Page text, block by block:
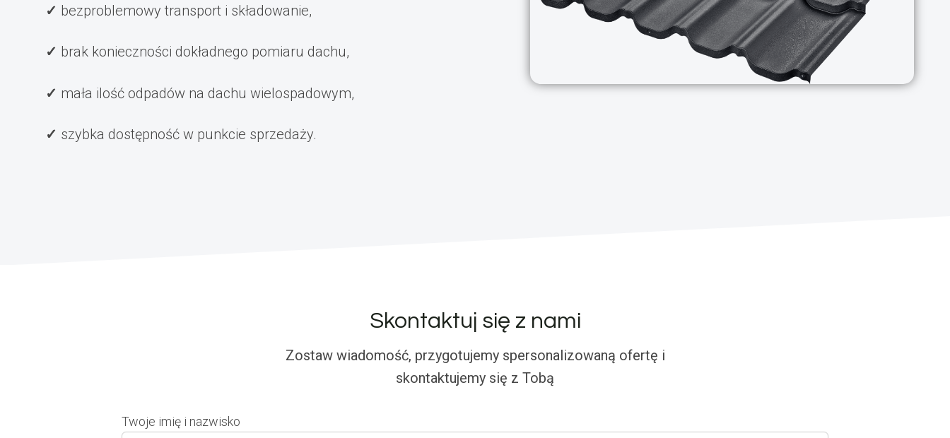
bezproblemowy transport i składowanie,
brak konieczności dokładnego pomiaru dachu,
mała ilość odpadów na dachu wielospadowym,
szybka dostępność w punkcie sprzedaży.
Skontaktuj się z nami
Zostaw wiadomość, przygotujemy spersonalizowaną ofertę i
skontaktujemy się z Tobą
Twoje imię i nazwisko